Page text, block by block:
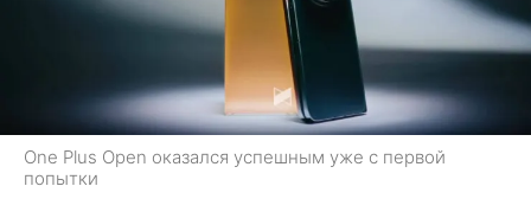
One Plus Open оказался успешным уже с первой
попытки